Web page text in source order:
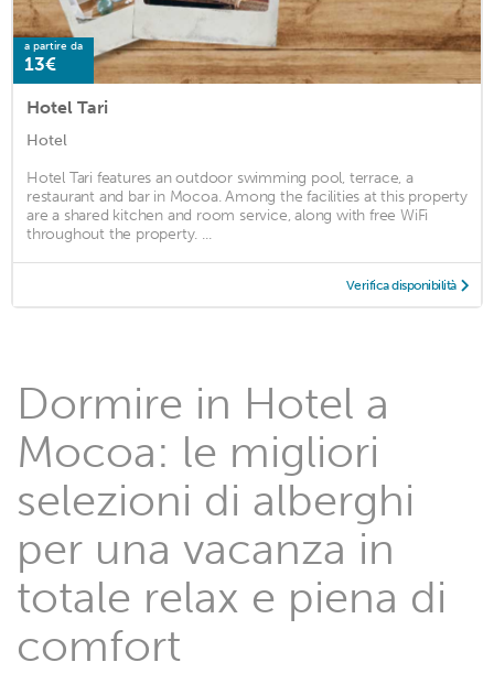
a partire da
13€
Hotel Tari
Hotel
Hotel Tari features an outdoor swimming pool, terrace, a
restaurant and bar in Mocoa. Among the facilities at this property
are a shared kitchen and room service, along with free WiFi
throughout the property. ...
Verifica disponibilità
Dormire in Hotel a
Mocoa: le migliori
selezioni di alberghi
per una vacanza in
totale relax e piena di
comfort